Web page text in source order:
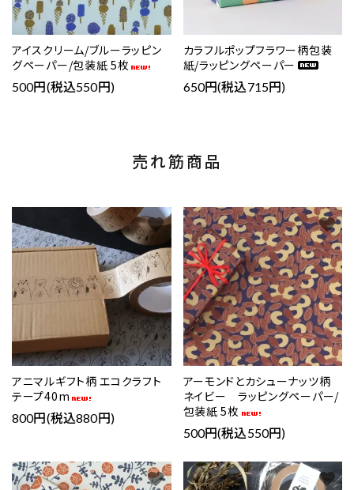
アイスクリーム/ブルーラッピン
グペーパー/包装紙 5枚
500円(税込550円)
カラフルポップフラワー柄包装
紙/ラッピングペーパー
650円(税込715円)
売れ筋商品
アニマルギフト柄 エコクラフト
テープ40m
800円(税込880円)
favorite
アーモンドとカシューナッツ柄
ネイビー ラッピングペーパー/
包装紙 5枚
500円(税込550円)
favorite
favorite favorite